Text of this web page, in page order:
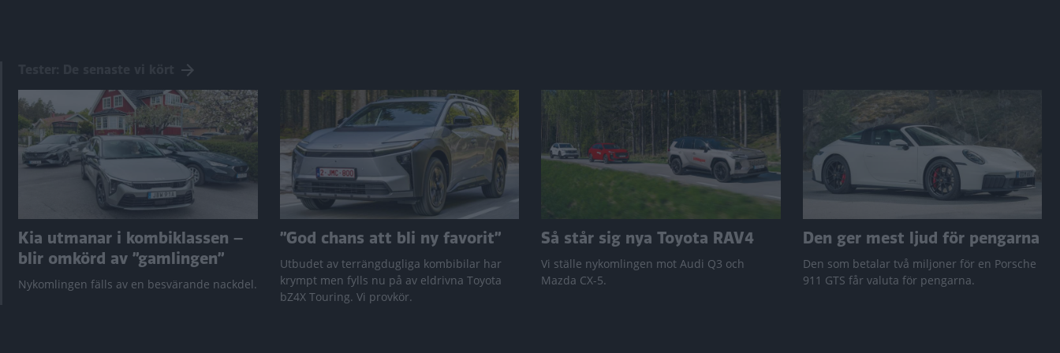
Kia utmanar i kombiklassen –
blir omkörd av ”gamlingen”
Nykomlingen fälls av en besvärande nackdel.
”God chans att bli ny favorit”
Utbudet av terrängdugliga kombibilar har
krympt men fylls nu på av eldrivna Toyota
bZ4X Touring. Vi provkör.
Så står sig nya Toyota RAV4
Vi ställe nykomlingen mot Audi Q3 och
Mazda CX-5.
Den ger mest ljud för pengarna
Den som betalar två miljoner för en Porsche
911 GTS får valuta för pengarna.